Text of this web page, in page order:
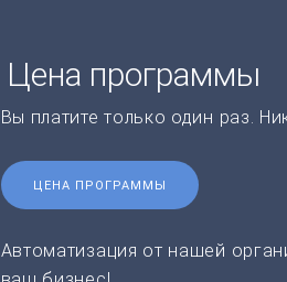
Цена программы
Вы платите только один раз.
ЦЕНА ПРОГРАММЫ
Автоматизация от нашей